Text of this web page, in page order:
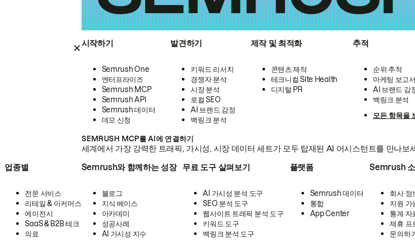
시작하기
Semrush One
엔터프라이즈
Semrush MCP
Semrush API
Semrush 데이터
데모 신청
발견하기
키워드 리서치
경쟁자 분석
시장 분석
로컬 SEO
AI 브랜드 감정
백링크 분석
제작 및 최적화
콘텐츠 제작
테크니컬 Site Health
디지털 PR
추적
순위 추적
마케팅 보고
AI 브랜드 감
백링크 분석
모든 항목을
SEMRUSH MCP를 AI에 연결하기
세계에서 가장 강력한 트래픽, 가시성, 시장 데이터 세트가 모두 탑재된 AI 어시스턴트를 만나보
업종별
전문 서비스
리테일 & 이커머스
에이전시
SaaS & B2B 테크
의료
Semrush와 함께하는 성장
블로그
지식 베이스
아카데미
성공사례
AI 가시성 지수
무료 도구 살펴보기
AI 가시성 분석 도구
SEO 분석 도구
웹사이트 트래픽 분석 도구
키워드 도구
백링크 분석 도구
플랫폼
Semrush 데이터
통합
App Center
Semrush
회사 정
지원 가
통계 자
제휴 프
문의하